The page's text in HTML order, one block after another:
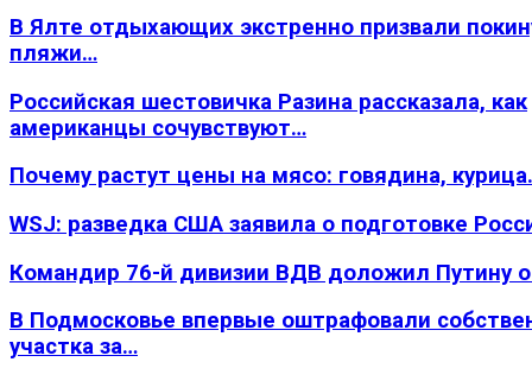
В Ялте отдыхающих экстренно призвали
пляжи…
Российская шестовичка Разина рассказала, как
американцы сочувствуют…
Почему растут цены на мясо: говядина,
WSJ: разведка США заявила о подготовке
Командир 76-й дивизии ВДВ доложил Путину
В Подмосковье впервые оштрафовали
участка за…